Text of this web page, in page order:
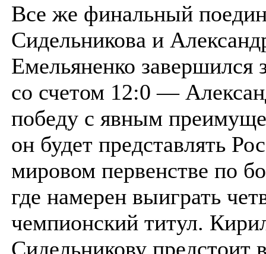
Все же финальный
Сидельникова и
Емельяненко завершился
со счетом 12:0 —
победу с явным
он будет представлять
мировом первенстве по
где намерен выиграть
чемпионский титул.
Сидельникову предстоит